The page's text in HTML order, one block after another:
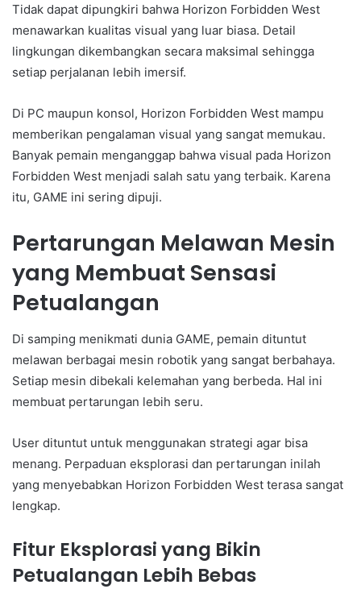
Tidak dapat dipungkiri bahwa Horizon Forbidden West
menawarkan kualitas visual yang luar biasa. Detail
lingkungan dikembangkan secara maksimal sehingga
setiap perjalanan lebih imersif.
Di PC maupun konsol, Horizon Forbidden West mampu
memberikan pengalaman visual yang sangat memukau.
Banyak pemain menganggap bahwa visual pada Horizon
Forbidden West menjadi salah satu yang terbaik. Karena
itu, GAME ini sering dipuji.
Pertarungan Melawan Mesin
yang Membuat Sensasi
Petualangan
Di samping menikmati dunia GAME, pemain dituntut
melawan berbagai mesin robotik yang sangat berbahaya.
Setiap mesin dibekali kelemahan yang berbeda. Hal ini
membuat pertarungan lebih seru.
User dituntut untuk menggunakan strategi agar bisa
menang. Perpaduan eksplorasi dan pertarungan inilah
yang menyebabkan Horizon Forbidden West terasa sangat
lengkap.
Fitur Eksplorasi yang Bikin
Petualangan Lebih Bebas